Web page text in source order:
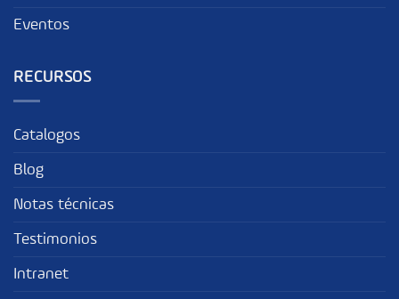
Eventos
RECURSOS
Catalogos
Blog
Notas técnicas
Testimonios
Intranet